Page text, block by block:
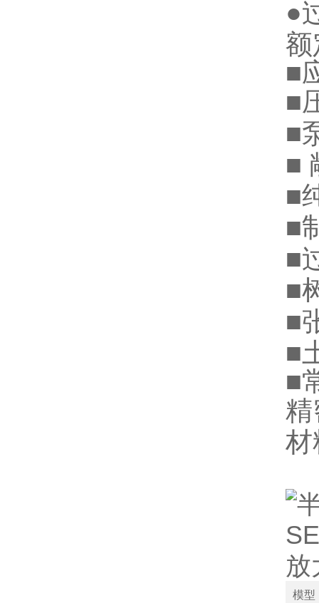
●
额
■
■
■
■
■
■
■
■
■
■
■
精
材
模型